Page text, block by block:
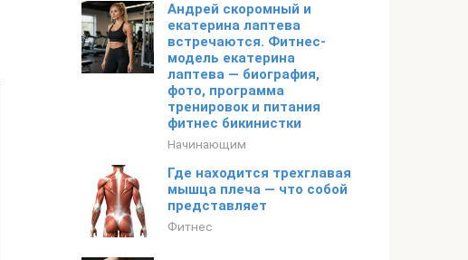
Андрей скоромный и
екатерина лаптева
встречаются. Фитнес-
модель екатерина
лаптева — биография,
фото, программа
тренировок и питания
фитнес бикинистки
Начинающим
Где находится трехглавая
мышца плеча — что собой
представляет
Фитнес